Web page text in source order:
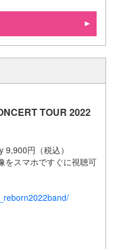
TOUR 2022
円（税込）
をスマホですぐに視聴可